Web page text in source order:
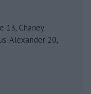
13, Chaney
Alexander 20,